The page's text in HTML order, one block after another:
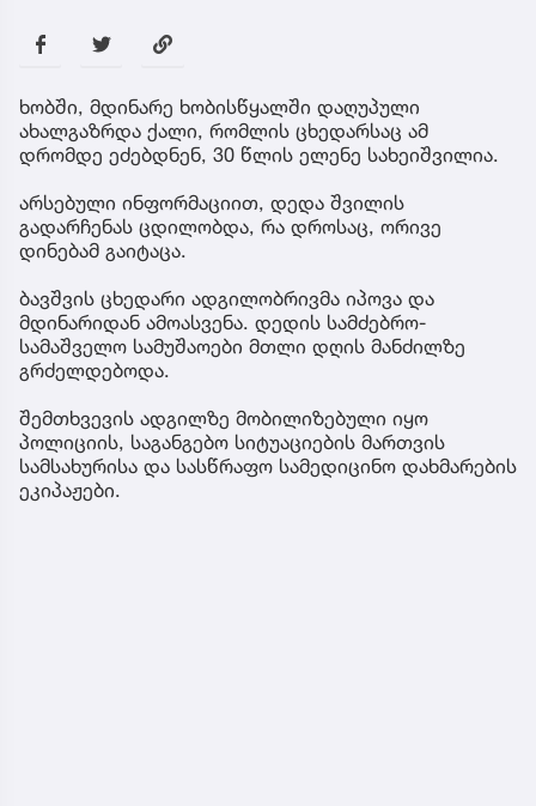
ხობში, მდინარე ხობისწყალში დაღუპული
ახალგაზრდა ქალი, რომლის ცხედარსაც ამ
დრომდე ეძებდნენ, 30 წლის ელენე სახეიშვილია.
არსებული ინფორმაციით, დედა შვილის
გადარჩენას ცდილობდა, რა დროსაც, ორივე
დინებამ გაიტაცა.
ბავშვის ცხედარი ადგილობრივმა იპოვა და
მდინარიდან ამოასვენა. დედის სამძებრო-
სამაშველო სამუშაოები მთლი დღის მანძილზე
გრძელდებოდა.
შემთხვევის ადგილზე მობილიზებული იყო
პოლიციის, საგანგებო სიტუაციების მართვის
სამსახურისა და სასწრაფო სამედიცინო დახმარების
ეკიპაჟები.